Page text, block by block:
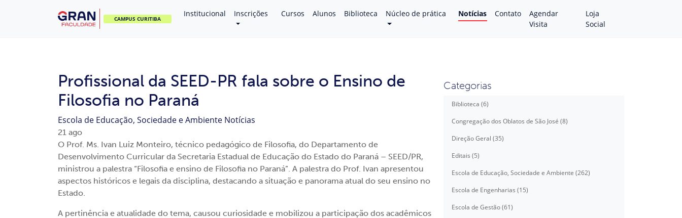
CAMPUS CURITIBA
Institucional Inscrições Cursos Alunos Biblioteca Núcleo de prática Notícias Contato
Agendar
Visita
Loja
Social
Profissional da SEED-PR fala sobre o Ensino de
Filosofia no Paraná
Escola de Educação, Sociedade e Ambiente Notícias
21 ago
O Prof. Ms. Ivan Luiz Monteiro, técnico pedagógico de Filosofia, do Departamento de
Desenvolvimento Curricular da Secretaria Estadual de Educação do Estado do Paraná – SEED/PR,
ministrou a palestra “Filosofia e ensino de Filosofia no Paraná”. A palestra do Prof. Ivan apresentou
aspectos históricos e legais da disciplina, destacando a situação e panorama atual do seu ensino no
Estado.
A pertinência e atualidade do tema, causou curiosidade e mobilizou a participação dos acadêmicos
Categorias
Biblioteca (6)
Congregação dos Oblatos de São José (8)
Direção Geral (35)
Editais (5)
Escola de Educação, Sociedade e Ambiente (262)
Escola de Engenharias (15)
Escola de Gestão (61)